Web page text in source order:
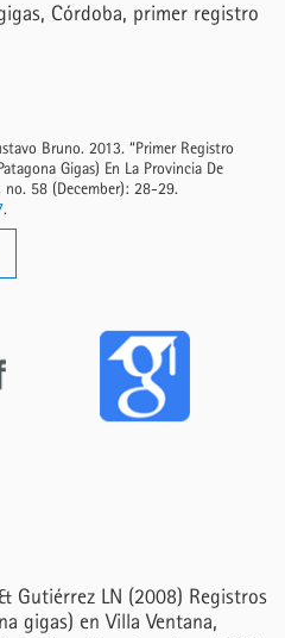
Córdoba primer registro
Bruno. 2013. “Primer Registro
Gigas) En La Provincia De
no. 58 (December): 28-29.
.
Gutiérrez LN (2008) Registros
gigas) en Villa Ventana,